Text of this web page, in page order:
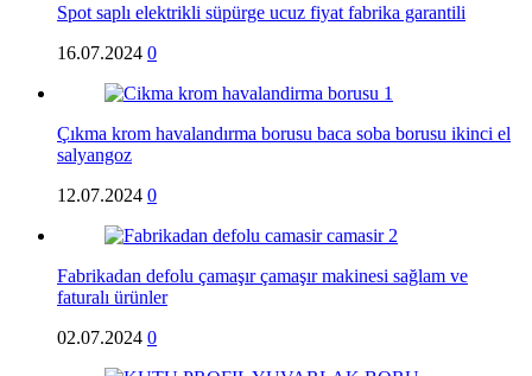
Spot saplı elektrikli süpürge ucuz fiyat fabrika garantili
16.07.2024 0
Çıkma krom havalandırma borusu baca soba borusu ikinci el
salyangoz
12.07.2024 0
Fabrikadan defolu çamaşır çamaşır makinesi sağlam ve
faturalı ürünler
02.07.2024 0